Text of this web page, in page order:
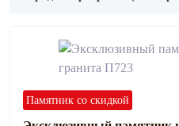
Памятник со скидкой